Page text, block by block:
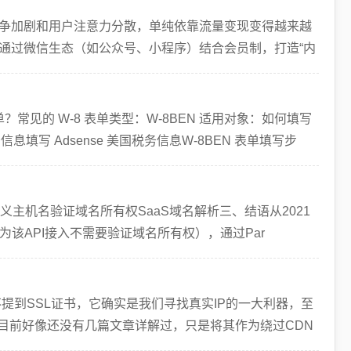
加剧和用户注意力分散，单纯依靠流量变现变得越来越
微信生态（如公众号、小程序）结合会员制，打造“内
常见的 W-8 表单类型：W-8BEN 适用对象：如何填写
息填写 Adsense 美国税务信息W-8BEN 表单填写步
主机名验证域名所有权SaaS域名解析三、结语从2021
该API接入不需要验证域名所有权），通过Par
到SSL证书，它确实是我们寻找真实IP的一大利器，至
好像还没有几篇文章详解过，只是将其作为绕过CDN